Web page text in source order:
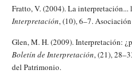
Fratto, V. (2004). La interpretación...
Interpretación, (10), 6–7.
Glen, M. H. (2009). Interpretación:
Boletín de Interpretación, (21),
del Patrimonio.